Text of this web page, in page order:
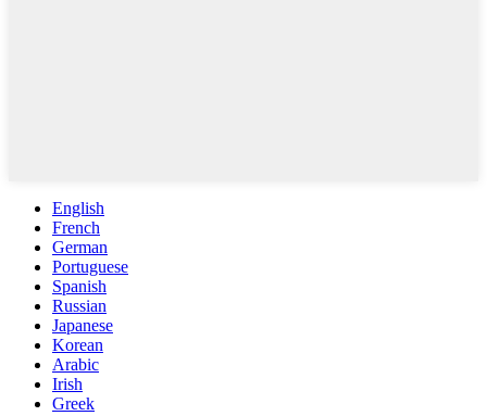
English
French
German
Portuguese
Spanish
Russian
Japanese
Korean
Arabic
Irish
Greek